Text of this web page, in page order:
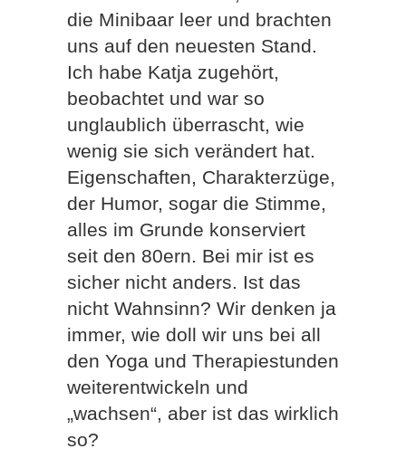
die Minibaar leer und brachten
uns auf den neuesten Stand.
Ich habe Katja zugehört,
beobachtet und war so
unglaublich überrascht, wie
wenig sie sich verändert hat.
Eigenschaften, Charakterzüge,
der Humor, sogar die Stimme,
alles im Grunde konserviert
seit den 80ern. Bei mir ist es
sicher nicht anders. Ist das
nicht Wahnsinn? Wir denken ja
immer, wie doll wir uns bei all
den Yoga und Therapiestunden
weiterentwickeln und
„wachsen“, aber ist das wirklich
so?